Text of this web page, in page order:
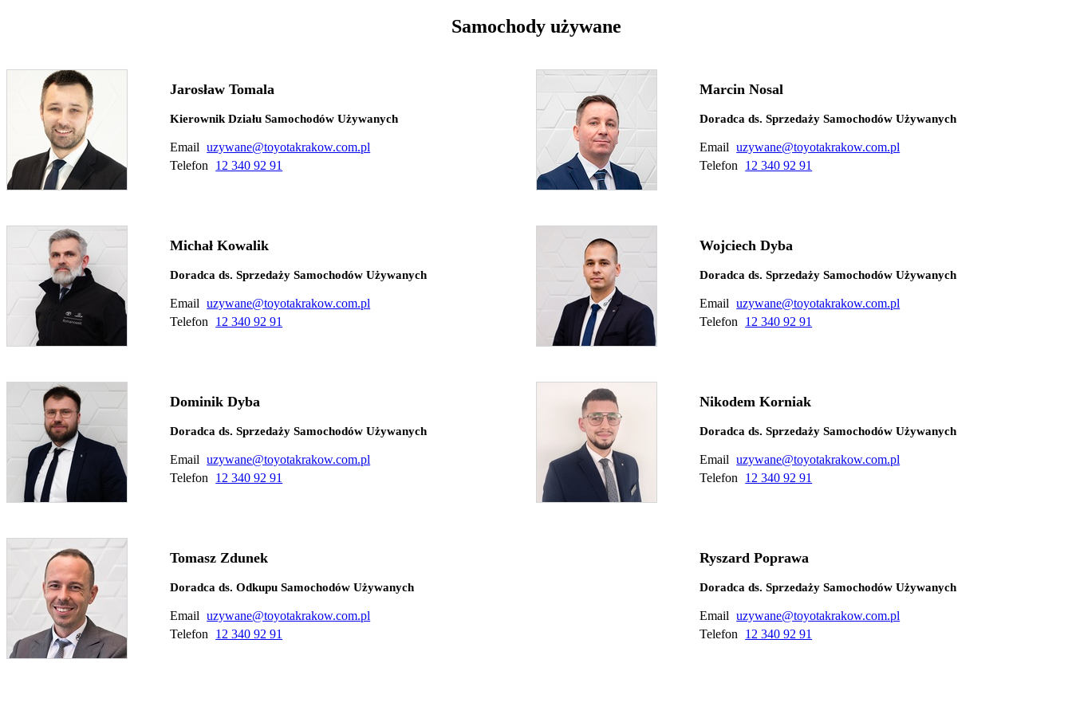
Samochody używane
Jarosław Tomala
Kierownik Działu Samochodów Używanych
Email uzywane@toyotakrakow.com.pl
Telefon
12 340 92 91
Marcin Nosal
Doradca ds. Sprzedaży Samochodów Używanych
Email uzywane@toyotakrakow.com.pl
Telefon
12 340 92 91
Michał Kowalik
Doradca ds. Sprzedaży Samochodów Używanych
Email uzywane@toyotakrakow.com.pl
Telefon
12 340 92 91
Wojciech Dyba
Doradca ds. Sprzedaży Samochodów Używanych
Email uzywane@toyotakrakow.com.pl
Telefon
12 340 92 91
Dominik Dyba
Doradca ds. Sprzedaży Samochodów Używanych
Email uzywane@toyotakrakow.com.pl
Telefon
12 340 92 91
Nikodem Korniak
Doradca ds. Sprzedaży Samochodów Używanych
Email uzywane@toyotakrakow.com.pl
Telefon
12 340 92 91
Tomasz Zdunek
Doradca ds. Odkupu Samochodów Używanych
Email uzywane@toyotakrakow.com.pl
Telefon
12 340 92 91
Ryszard Poprawa
Doradca ds. Sprzedaży Samochodów Używanych
Email uzywane@toyotakrakow.com.pl
Telefon
12 340 92 91